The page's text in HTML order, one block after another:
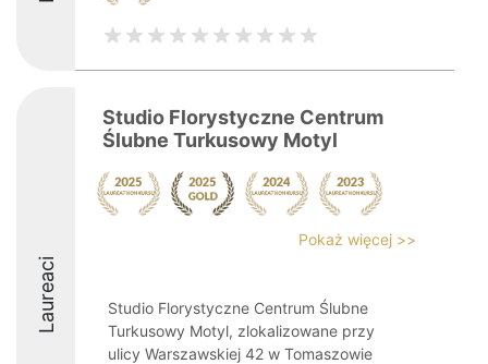
Laureaci
Studio Florystyczne Centrum
Ślubne Turkusowy Motyl
Pokaż więcej >>
Studio Florystyczne Centrum Ślubne
Turkusowy Motyl, zlokalizowane przy
ulicy Warszawskiej 42 w Tomaszowie